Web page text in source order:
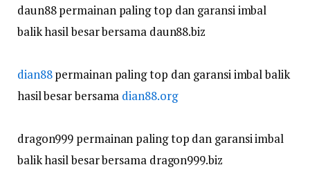
daun88 permainan paling top dan garansi imbal
balik hasil besar bersama daun88.biz
dian88permainan paling top dan garansi imbal balik
hasil besar bersama dian88.org
dragon999 permainan paling top dan garansi imbal
balik hasil besar bersama dragon999.biz